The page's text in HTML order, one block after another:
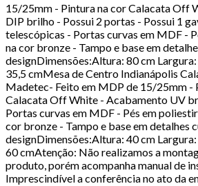
15/25mm - Pintura na cor Calacata Off
DIP brilho - Possui 2 portas - Possui 1
telescópicas - Portas curvas em MDF -
na cor bronze - Tampo e base em
designDimensões:Altura: 80 cm
35,5 cmMesa de Centro Indianápolis
Madetec- Feito em MDP de 15/25mm -
Calacata Off White - Acabamento UV
Portas curvas em MDF - Pés em
cor bronze - Tampo e base em detalhes
designDimensões:Altura: 40 cm
60 cmAtenção: Não realizamos a
produto, porém acompanha manual de
Imprescindível a conferência no ato da